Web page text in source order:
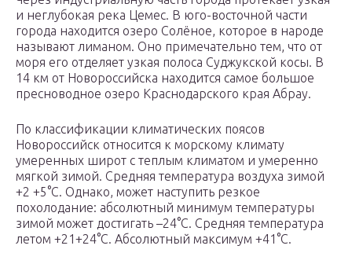
и неглубокая река Цемес. В юго-восточной части
города находится озеро Солёное, которое в народе
называют лиманом. Оно примечательно тем, что от
моря его отделяет узкая полоса Суджукской косы. В
14 км от Новороссийска находится самое большое
пресноводное озеро Краснодарского края Абрау.
По классификации климатических поясов
Новороссийск относится к морскому климату
умеренных широт с теплым климатом и умеренно
мягкой зимой. Средняя температура воздуха зимой
+2 +5°C. Однако, может наступить резкое
похолодание: абсолютный минимум температуры
зимой может достигать –24°C. Средняя температура
летом +21+24°C. Абсолютный максимум +41°C.